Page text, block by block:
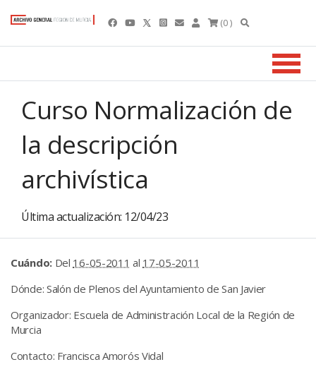
(0 )
Curso Normalización de
la descripción
archivística
Última actualización: 12/04/23
Cuándo: Del 16-05-2011 al 17-05-2011
Dónde: Salón de Plenos del Ayuntamiento de San Javier
Organizador: Escuela de Administración Local de la Región de
Murcia
Contacto: Francisca Amorós Vidal